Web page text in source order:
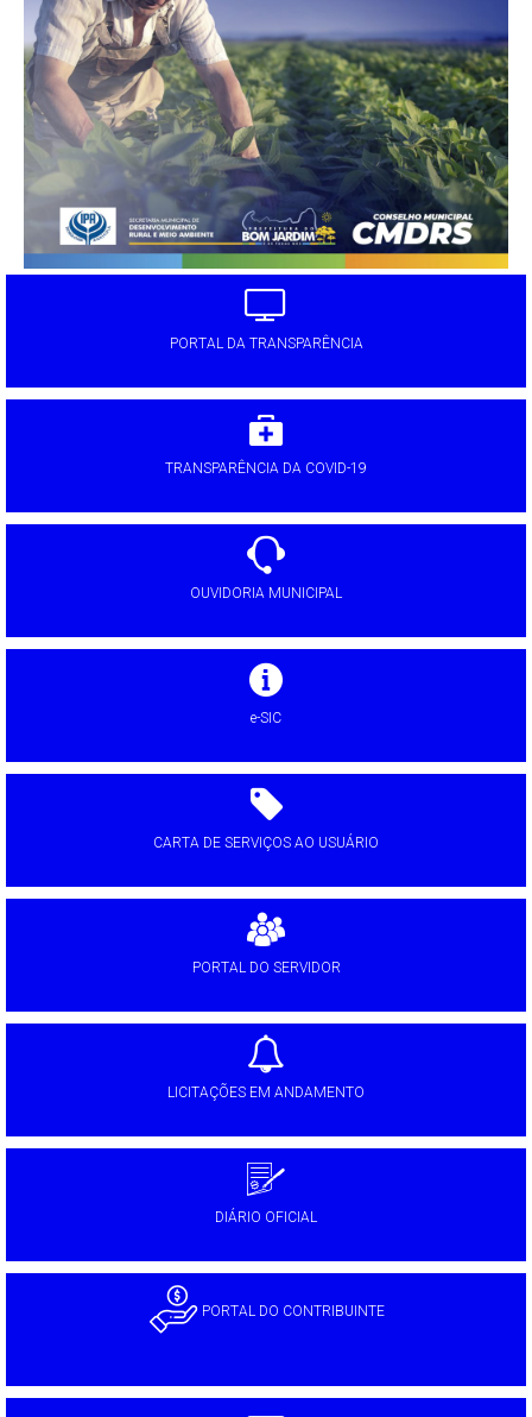
PORTAL DA TRANSPARÊNCIA
TRANSPARÊNCIA DA COVID-19
OUVIDORIA MUNICIPAL
e-SIC
CARTA DE SERVIÇOS AO USUÁRIO
PORTAL DO SERVIDOR
LICITAÇÕES EM ANDAMENTO
DIÁRIO OFICIAL
PORTAL DO CONTRIBUINTE